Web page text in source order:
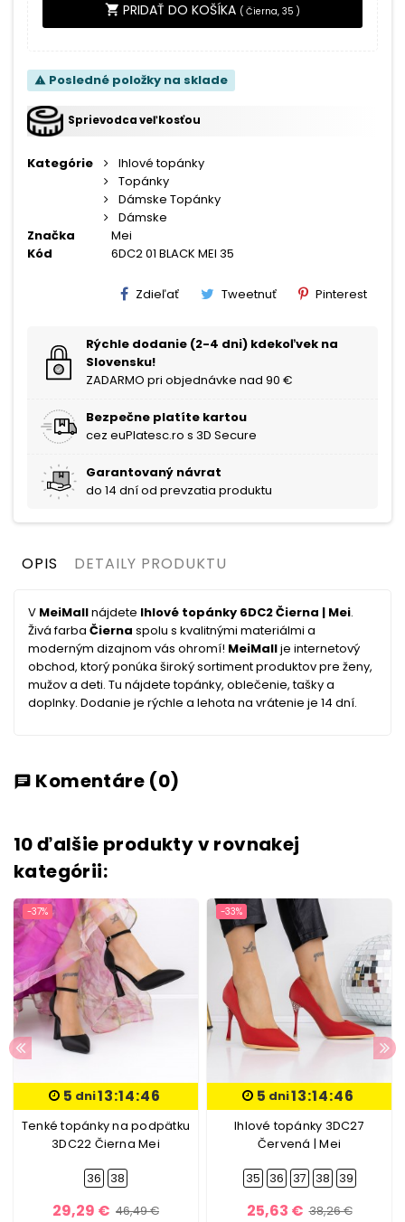
shopping_cart PRIDAŤ DO KOŠÍKA ( Čierna, 35 )
warning Posledné položky na sklade
Sprievodca veľkosťou
Kategórie
Ihlové topánky
Topánky
Dámske Topánky
Dámske
Značka
Mei
Kód
6DC2 01 BLACK MEI 35
Zdieľať Tweetnuť Pinterest
Rýchle dodanie (2-4 dni) kdekoľvek na
Slovensku!
ZADARMO pri objednávke nad 90 €
Bezpečne platíte kartou
cez euPlatesc.ro s 3D Secure
Garantovaný návrat
do 14 dní od prevzatia produktu
OPIS DETAILY PRODUKTU
V MeiMallnájdete Ihlové topánky 6DC2 Čierna | Mei.
Živá farba Čierna spolu s kvalitnými materiálmi a
moderným dizajnom vás ohromí! MeiMallje internetový
obchod, ktorý ponúka široký sortiment produktov pre ženy,
mužov a deti. Tu nájdete topánky, oblečenie, tašky a
doplnky. Dodanie je rýchle a lehota na vrátenie je 14 dní.
chat Komentáre (0)
10 ďalšie produkty v rovnakej
kategórii:
-37%
5 dni13:14:45
Tenké topánky na podpätku
3DC22 Čierna Mei
36 38
29,29 € 46,49 €
-33%
5 dni13:14:45
Ihlové topánky 3DC27
Červená | Mei
35 36 37 38 39
25,63 € 38,26 €